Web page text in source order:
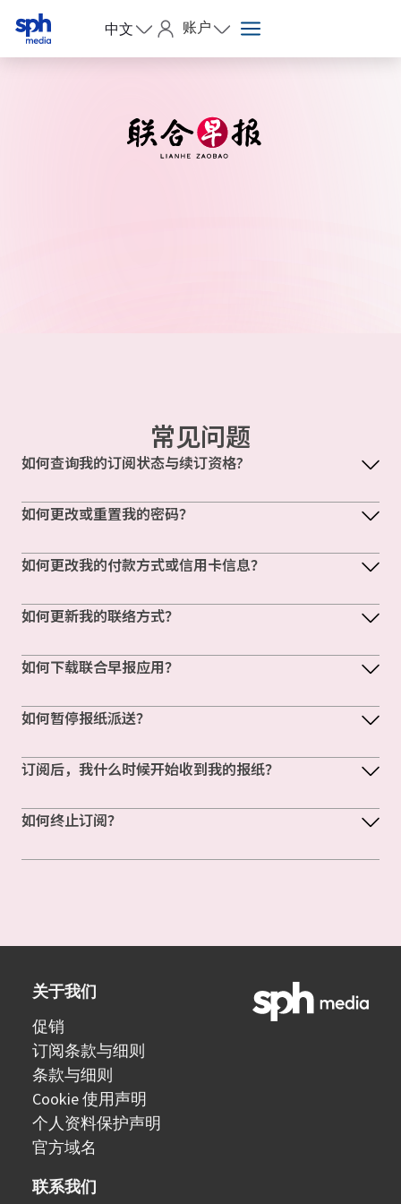
中文 账户
常见问题
如何查询我的订阅状态与续订资格?
如何更改或重置我的密码？
如何更改我的付款方式或信用卡信息？
如何更新我的联络方式？
如何下载联合早报应用？
如何暂停报纸派送？
订阅后，我什么时候开始收到我的报纸？
如何终止订阅？
关于我们
促销
订阅条款与细则
条款与细则
Cookie 使用声明
个人资料保护声明
官方域名
联系我们